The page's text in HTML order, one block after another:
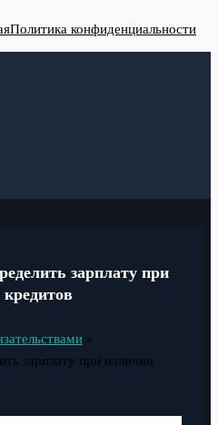
Политика конфиденциальности
зарплату при
зарплату при наличии